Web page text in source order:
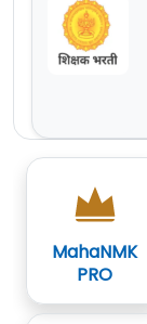
MahaNMK
PRO